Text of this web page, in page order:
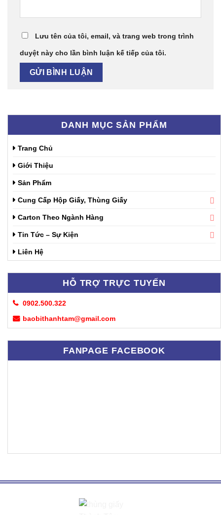
DANH MỤC SẢN PHẨM
Trang Chủ
Giới Thiệu
Sản Phẩm
Cung Cấp Hộp Giấy, Thùng Giấy
Carton Theo Ngành Hàng
Tin Tức – Sự Kiện
Liên Hệ
HỖ TRỢ TRỰC TUYẾN
0902.500.322
baobithanhtam@gmail.com
FANPAGE FACEBOOK
Lưu tên của tôi, email, và trang web trong trình
duyệt này cho lần bình luận kế tiếp của tôi.